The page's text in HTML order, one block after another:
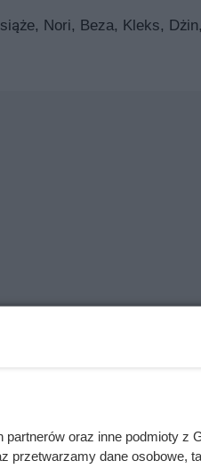
Nori, Beza, Kleks,
partnerów oraz inne podmioty
przetwarzamy dane osobowe,